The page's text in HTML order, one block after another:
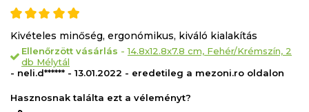
Kivételes minőség, ergonómikus, kiváló kialakítás
Ellenőrzött vásárlás -14.8x12.8x7.8 cm, Fehér/Krémszín, 2
db Mélytál
- neli.d****** - 13.01.2022 - eredetileg a mezoni.ro oldalon
Hasznosnak találta ezt a véleményt?